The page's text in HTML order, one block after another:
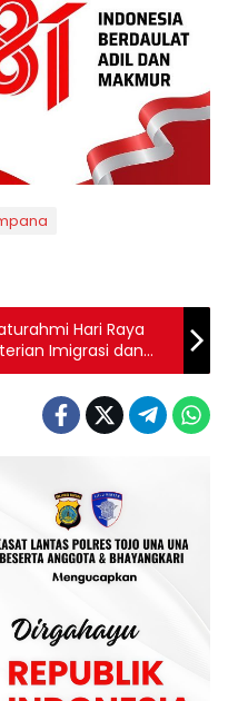
Hari Raya
Imigrasi dan
Virtual